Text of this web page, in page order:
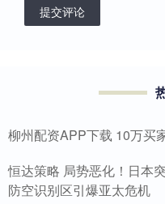
提交评论
柳州配资APP下载 10万买
恒达策略 局势恶化！日本
防空识别区引爆亚太危机